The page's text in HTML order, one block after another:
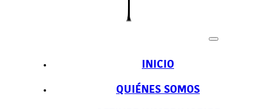
INICIO
QUIÉNES SOMOS